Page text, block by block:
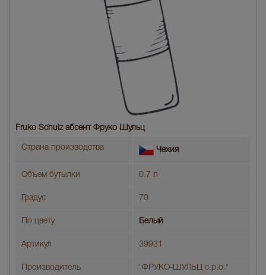
Fruko Schulz абсент Фруко Шульц
Страна производства Чехия
Объем бутылки 0.7 л
Градус 70
По цвету Белый
Артикул 39931
Производитель "ФРУКО-ШУЛЬЦ с.р.о."